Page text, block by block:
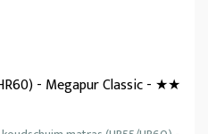
- Megapur Classic - ★★